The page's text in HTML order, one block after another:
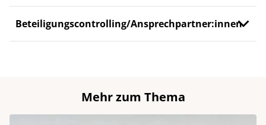
Beteiligungscontrolling/Ansprechpartner:innen
Mehr zum Thema